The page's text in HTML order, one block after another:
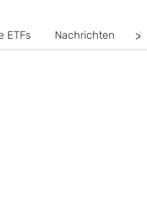
ETFs Nachrichten